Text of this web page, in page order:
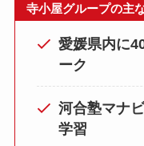
寺小屋グループの主
愛媛県内に
ーク
河合塾マナ
学習